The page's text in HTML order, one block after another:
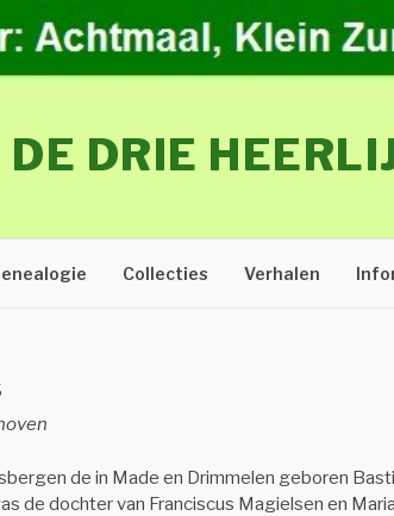
DE DRIE
Collecties Verhalen
de in Made en Drimmelen geboren
de dochter van Franciscus Magielsen en